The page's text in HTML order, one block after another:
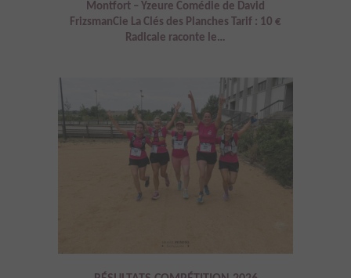
Montfort – Yzeure Comédie de David
FrizsmanCie La Clés des Planches Tarif : 10 €
Radicale raconte le…